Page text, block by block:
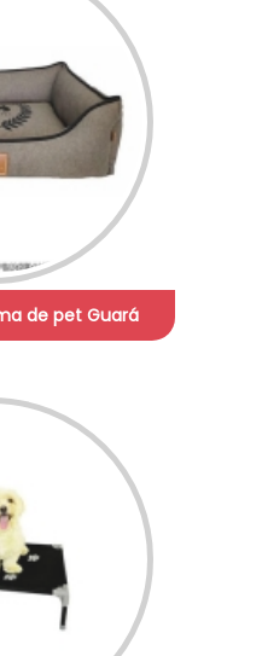
de pet Guará